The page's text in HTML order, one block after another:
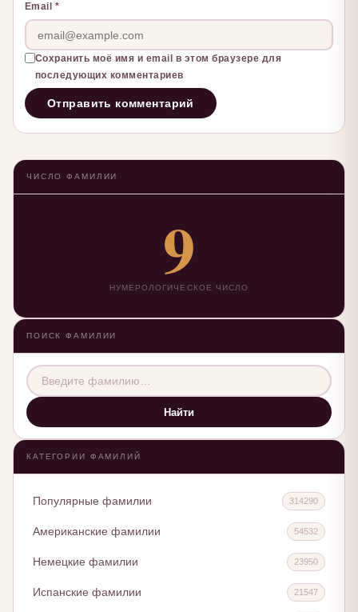
Email *
Сохранить моё имя и email в этом браузере для
последующих комментариев
ЧИСЛО ФАМИЛИИ
9
НУМЕРОЛОГИЧЕСКОЕ ЧИСЛО
ПОИСК ФАМИЛИИ
Найти
КАТЕГОРИИ ФАМИЛИЙ
Популярные фамилии 314290
Американские фамилии 54532
Немецкие фамилии 23950
Испанские фамилии 21547